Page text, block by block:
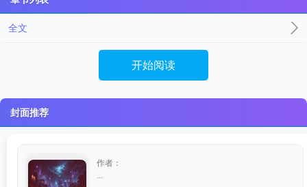
全文
开始阅读
封面推荐
作者：